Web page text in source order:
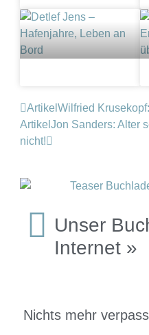
Artikel Wilfried
Artikel Jon Sanders: Alter
nicht!
Unser
Internet »
Nichts mehr